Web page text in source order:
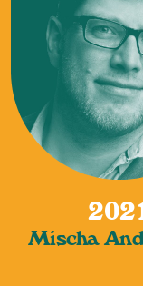
Mischa